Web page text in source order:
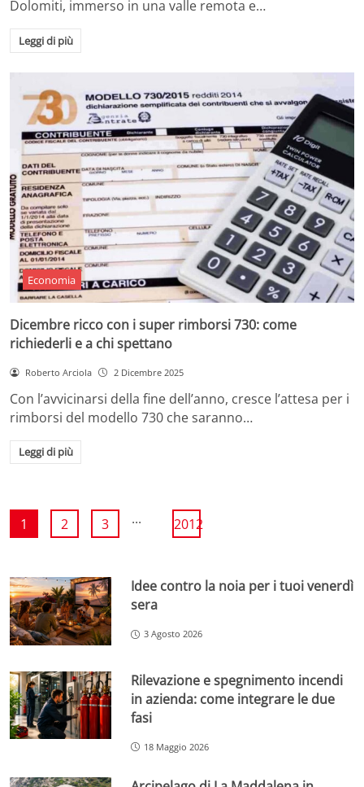
Dolomiti, immerso in una valle remota e…
Leggi di più
Economia
Dicembre ricco con i super rimborsi 730: come
richiederli e a chi spettano
Roberto Arciola 2 Dicembre 2025
Con l’avvicinarsi della fine dell’anno, cresce l’attesa per i
rimborsi del modello 730 che saranno…
Leggi di più
1 2 3 ... 2012
Idee contro la noia per i tuoi venerdì
sera
3 Agosto 2026
Rilevazione e spegnimento incendi
in azienda: come integrare le due
fasi
18 Maggio 2026